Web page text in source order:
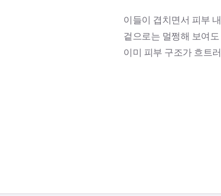
이들이 겹치면서 피부
겉으로는 멀쩡해 보여
이미 피부 구조가 흐트